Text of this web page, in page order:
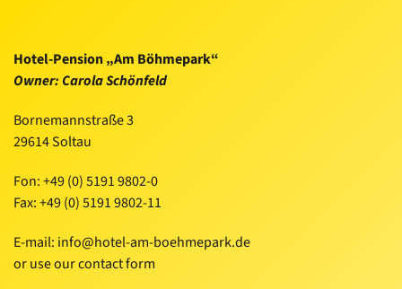
Hotel-Pension „Am Böhmepark“
Owner: Carola Schönfeld
Bornemannstraße 3
29614 Soltau
Fon:+49 (0) 5191 9802-0
Fax: +49 (0) 5191 9802-11
E-mail: info@hotel-am-boehmepark.de
or use ourcontact form